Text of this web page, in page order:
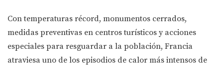
Con temperaturas récord, monumentos cerrados,
medidas preventivas en centros turísticos y acciones
especiales para resguardar a la población, Francia
atraviesa uno de los episodios de calor más intensos de